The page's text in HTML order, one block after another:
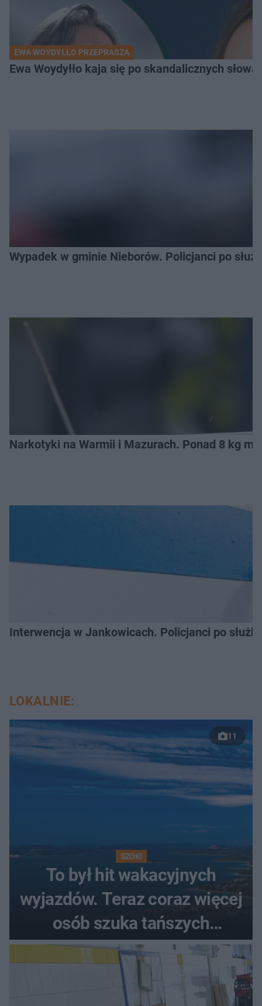
EWA WOYDYŁŁO PRZEPRASZA
Ewa Woydyłło kaja się po skandalicznych
Wypadek w gminie Nieborów. Policjanci po
Narkotyki na Warmii i Mazurach. Ponad 8 kg
Interwencja w Jankowicach. Policjanci po
LOKALNIE:
11
SZOK!
To był hit wakacyjnych
wyjazdów. Teraz coraz więcej
osób szuka tańszych
alternatyw